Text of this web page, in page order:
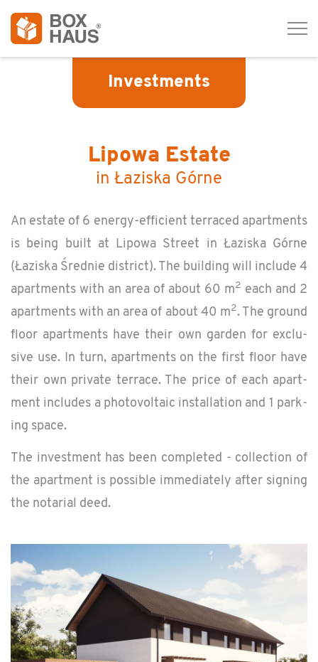
Investments
Lipowa Estate
in Łaziska Górne
An es­tate of 6 en­ergy-ef­fi­cient ter­raced apart­ments
is being built at Lipowa Street in Łaziska Górne
(Łaziska Śred­nie dis­trict). The build­ing will in­clude 4
apart­ments with an area of about 60 m2 each and 2
apart­ments with an area of about 40 m2. The ground
floor apart­ments have their own gar­den for ex­clu­
sive use. In turn, apart­ments on the first floor have
their own pri­vate ter­race. The price of each apart­
ment in­cludes a pho­to­voltaic in­stal­la­tion and 1 park­
ing space.
The in­vest­ment has been com­pleted - col­lec­tion of
the apart­ment is pos­si­ble im­me­di­ately after sign­ing
the no­tar­ial deed.